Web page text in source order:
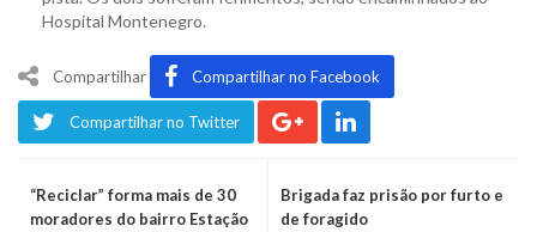
Hospital Montenegro.
Compartilhar Compartilhar no Facebook
Compartilhar no Twitter
“Reciclar” forma mais de 30
moradores do bairro Estação
Brigada faz prisão por furto e
de foragido